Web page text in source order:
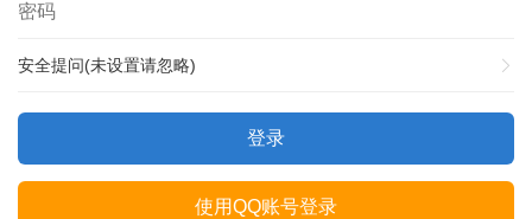
安全提问(未设置请忽略)
登录
使用QQ账号登录